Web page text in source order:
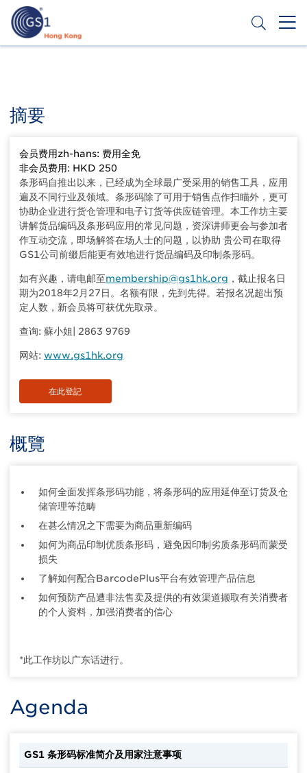
內
Second
Menu
摘要
会员费用zh-hans: 费用全免
非会员费用: HKD 250
条形码自推出以来，已经成为全球最广受采用的销售工具，应用
遍及不同行业及领域。条形码除了可用于销售点作扫瞄外，更可
协助企业进行货仓管理和电子订货等供应链管理。本工作坊主要
讲解货品编码及条形码应用的常见问题，资深讲师更会与参加者
作互动交流，即场解答在场人士的问题，以协助 贵公司在取得
GS1公司前缀后能更有效地进行货品编码及印制条形码。
如有兴趣，请电邮至membership@gs1hk.org ，截止报名日
期为2018年2月27日。名额有限，先到先得。若报名况超出预
定人数，新会员将可获优先取录。
查询: 蘇小姐| 2863 9769
网站: www.gs1hk.org
在此登記
概覽
如何全面发挥条形码功能，将条形码的应用延伸至订货及仓
储管理等范畴
在甚么情况之下需要为商品重新编码
如何为商品印制优质条形码，避免因印制劣质条形码而蒙受
损失
了解如何配合BarcodePlus平台有效管理产品信息
如何预防产品遭非法售卖及提供的有效渠道撷取有关消费者
的个人资料，加强消费者的信心
*此工作坊以广东话进行。
Agenda
GS1 条形码标准简介及用家注意事项